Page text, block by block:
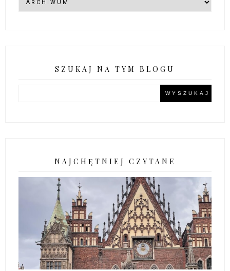
SZUKAJ NA TYM BLOGU
NAJCHĘTNIEJ CZYTANE